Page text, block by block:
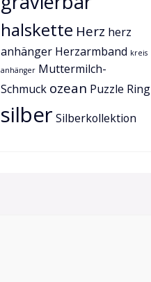
halskette Herz herz
anhänger Herzarmband kreis
anhänger Muttermilch-
Schmuck ozean Puzzle Ring
silber Silberkollektion